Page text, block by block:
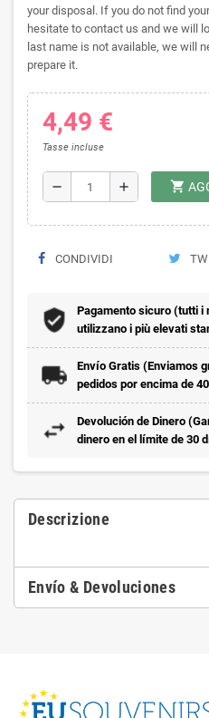
your disposal. If you do not find
hesitate to contact us and we will
last name is not available, we will
prepare it.
4,49 €
Tasse incluse
remove add shopping_cart
CONDIVIDI
Pagamento sicuro (tutti i
utilizzano i più elevati
Envío Gratis (Enviamos
pedidos por encima de
Devolución de Dinero
dinero en el límite de 30
Descrizione
Envío & Devoluciones